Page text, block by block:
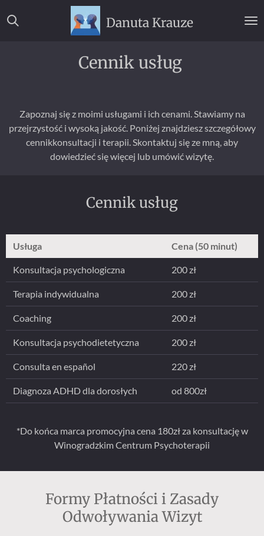
Przejdź
do
Danuta Krauze
Cennik usług
Zapoznaj się z moimi usługami i ich cenami. Stawiamy na
przejrzystość i wysoką jakość. Poniżej znajdziesz szczegółowy
cennikkonsultacji i terapii. Skontaktuj się ze mną, aby
dowiedzieć się więcej lub umówić wizytę.
Cennik usług
Usługa Cena (50 minut)
Konsultacja psychologiczna 200 zł
Terapia indywidualna 200 zł
Coaching 200 zł
Konsultacja psychodietetyczna 200 zł
Consulta en español 220 zł
Diagnoza ADHD dla dorosłych od 800zł
*Do końca marca promocyjna cena 180zł za konsultację w
Winogradzkim Centrum Psychoterapii
Formy Płatności i Zasady
Odwoływania Wizyt